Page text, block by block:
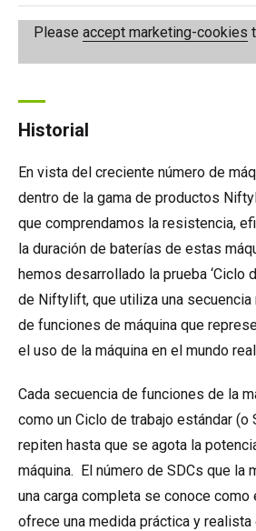
Please accept marketing-cookies
Historial
En vista del creciente número de
dentro de la gama de productos
que comprendamos la resistencia,
la duración de baterías de estas
hemos desarrollado la prueba ‘Ciclo
de Niftylift, que utiliza una
de funciones de máquina que
el uso de la máquina en el mundo
Cada secuencia de funciones de la
como un Ciclo de trabajo estándar (o
repiten hasta que se agota la
máquina. El número de SDCs que la
una carga completa se conoce como
ofrece una medida práctica y realista